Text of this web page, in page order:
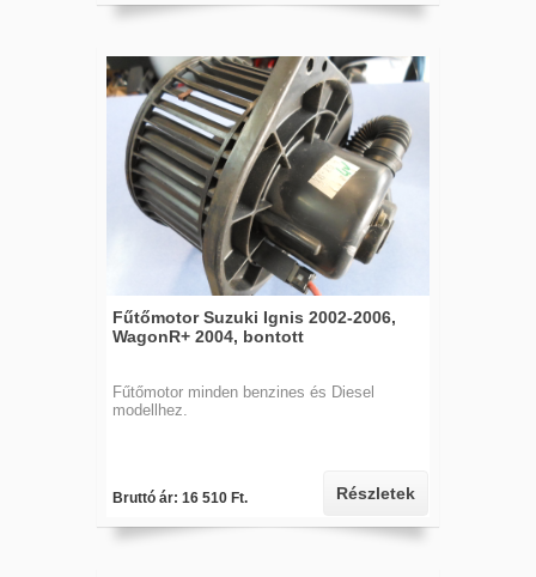
Fűtőmotor Suzuki Ignis 2002-2006,
WagonR+ 2004, bontott
Fűtőmotor minden benzines és Diesel
modellhez.
Bruttó ár: 16 510 Ft. Részletek